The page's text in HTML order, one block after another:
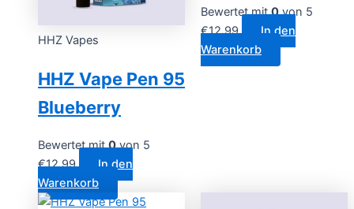
HHZ Vapes
HHZ Vape Pen 95
Blueberry
Bewertet mit0von 5
€12.99
In den
Warenkorb
Bewertet mit0von 5
€12.99
In den
Warenkorb